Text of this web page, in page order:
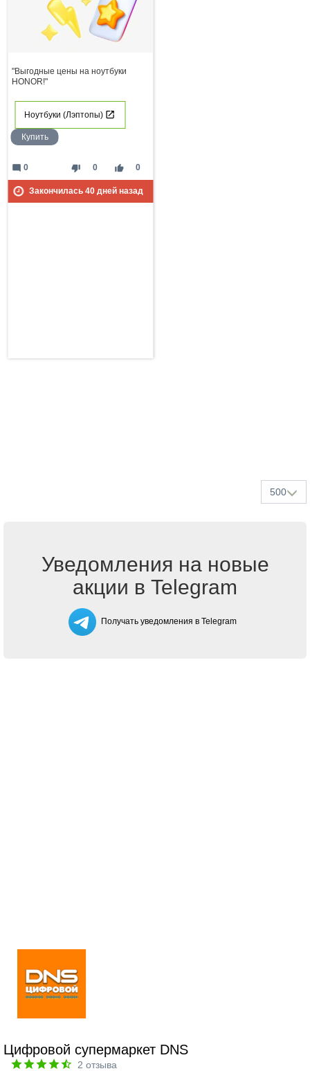
"Выгодные цены на ноутбуки
HONOR!"
Ноутбуки (Лэптопы)
Купить
thumb_down 0 thumb_up 0
mode_comment 0
Закончилась 40дней назад
500
Уведомления на новые
акции в Telegram
Получать уведомления в Telegram
Цифровой супермаркет DNS
2 отзыва